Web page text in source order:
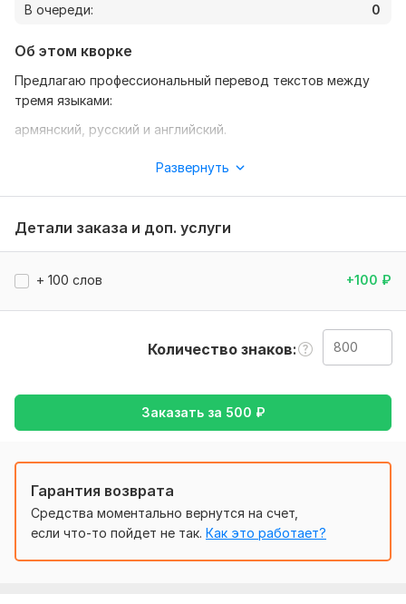
В очереди:
0
Об этом кворке
Предлагаю профессиональный перевод текстов между
тремя языками:
армянский, русский и английский.
способная грамотно и точно передавать смысл текста
любой тематики. Работаю вручную, без машинных
•Перевод до 800 слов
Перевожу:
•Личные и художественные тексты
•Сайты и интерфейсы
Почему стоит выбрать меня:
Развернуть
Детали заказа и доп. услуги
+ 100 слов +100 ₽
Количество знаков
Заказать за 500 ₽
Гарантия возврата
Средства моментально вернутся на счет,
если что-то пойдет не так. Как это работает?